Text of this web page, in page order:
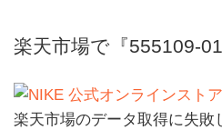
楽天市場で『555109-
楽天市場のデータ取得に失敗